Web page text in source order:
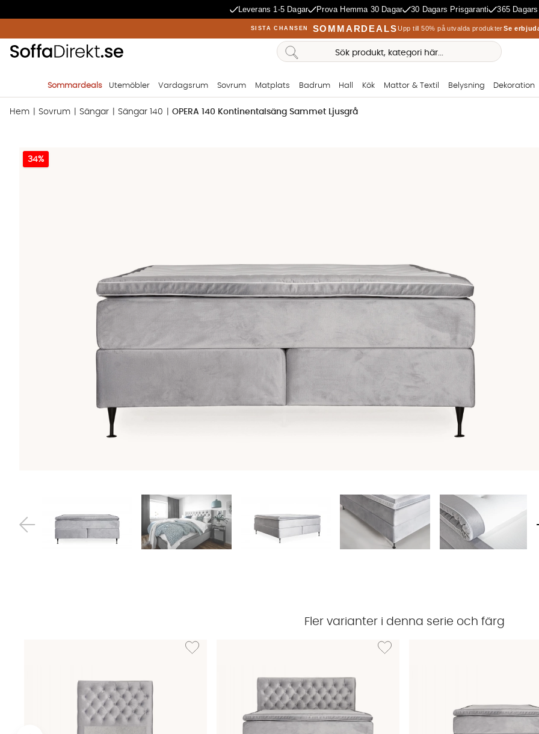
Leverans 1-5 Dagar Prova Hemma 30 Dagar 30 Dagars Prisgaranti 365
SISTA CHANSEN SOMMARDEALSUpp till 50% på utvalda produkterSe
Sommardeals Utemöbler Vardagsrum Sovrum Matplats Badrum Hall Kök Mattor & Textil Belysning Dekoration
Hem Sovrum Sängar Sängar 140 OPERA 140 Kontinentalsäng Sammet Ljusgrå
34%
Produktbilder OPERA 140 Kontinentalsäng Sammet Ljusgrå
Fler varianter i denna serie och färg
Lägg till i önskelista: OPERA 140 Sänggavel Sammet LjusgråLägg till i önskelista: OPERA 140 Sängpaket